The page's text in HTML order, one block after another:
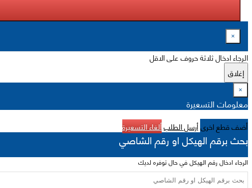
×
الرجاء ادخال ثلاثة حروف على الاقل
إغلاق
×
معلومات التسعيرة
أضف قطع اخرىأرسل الطلبألغاء التسعيرة
بحث برقم الهيكل او رقم الشاصي
الرجاء ادخال رقم الهيكل في حال توفره لديك